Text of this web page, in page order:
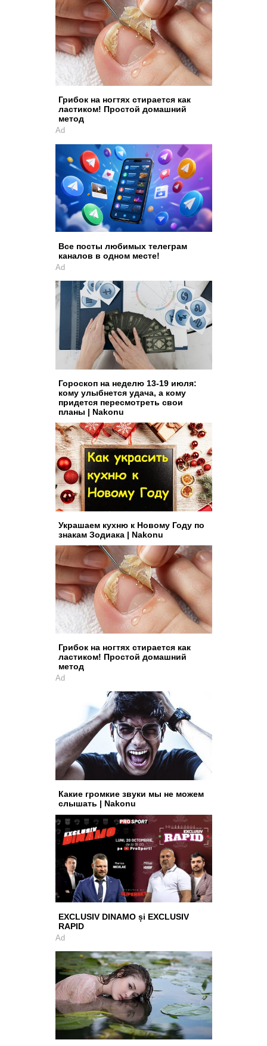
Грибок на ногтях стирается как
ластиком! Простой домашний
метод
Ad
Все посты любимых телеграм
каналов в одном месте!
Ad
Гороскоп на неделю 13-19 июля:
кому улыбнется удача, а кому
придется пересмотреть свои
планы | Nakonu
Украшаем кухню к Новому Году по
знакам Зодиака | Nakonu
Грибок на ногтях стирается как
ластиком! Простой домашний
метод
Ad
Какие громкие звуки мы не можем
слышать | Nakonu
EXCLUSIV DINAMO și EXCLUSIV
RAPID
Ad